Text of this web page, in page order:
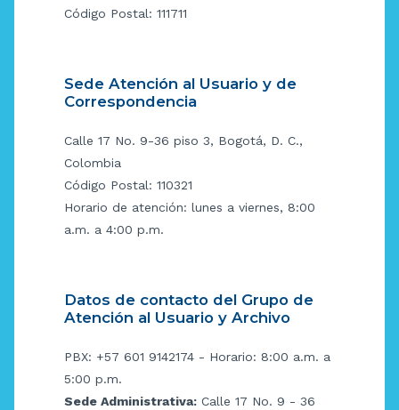
Código Postal: 111711
Sede Atención al Usuario y de
Correspondencia
Calle 17 No. 9-36 piso 3, Bogotá, D. C.,
Colombia
Código Postal: 110321
Horario de atención: lunes a viernes, 8:00
a.m. a 4:00 p.m.
Datos de contacto del Grupo de
Atención al Usuario y Archivo
PBX: +57 601 9142174 - Horario: 8:00 a.m. a
5:00 p.m.
Sede Administrativa: Calle 17 No. 9 - 36